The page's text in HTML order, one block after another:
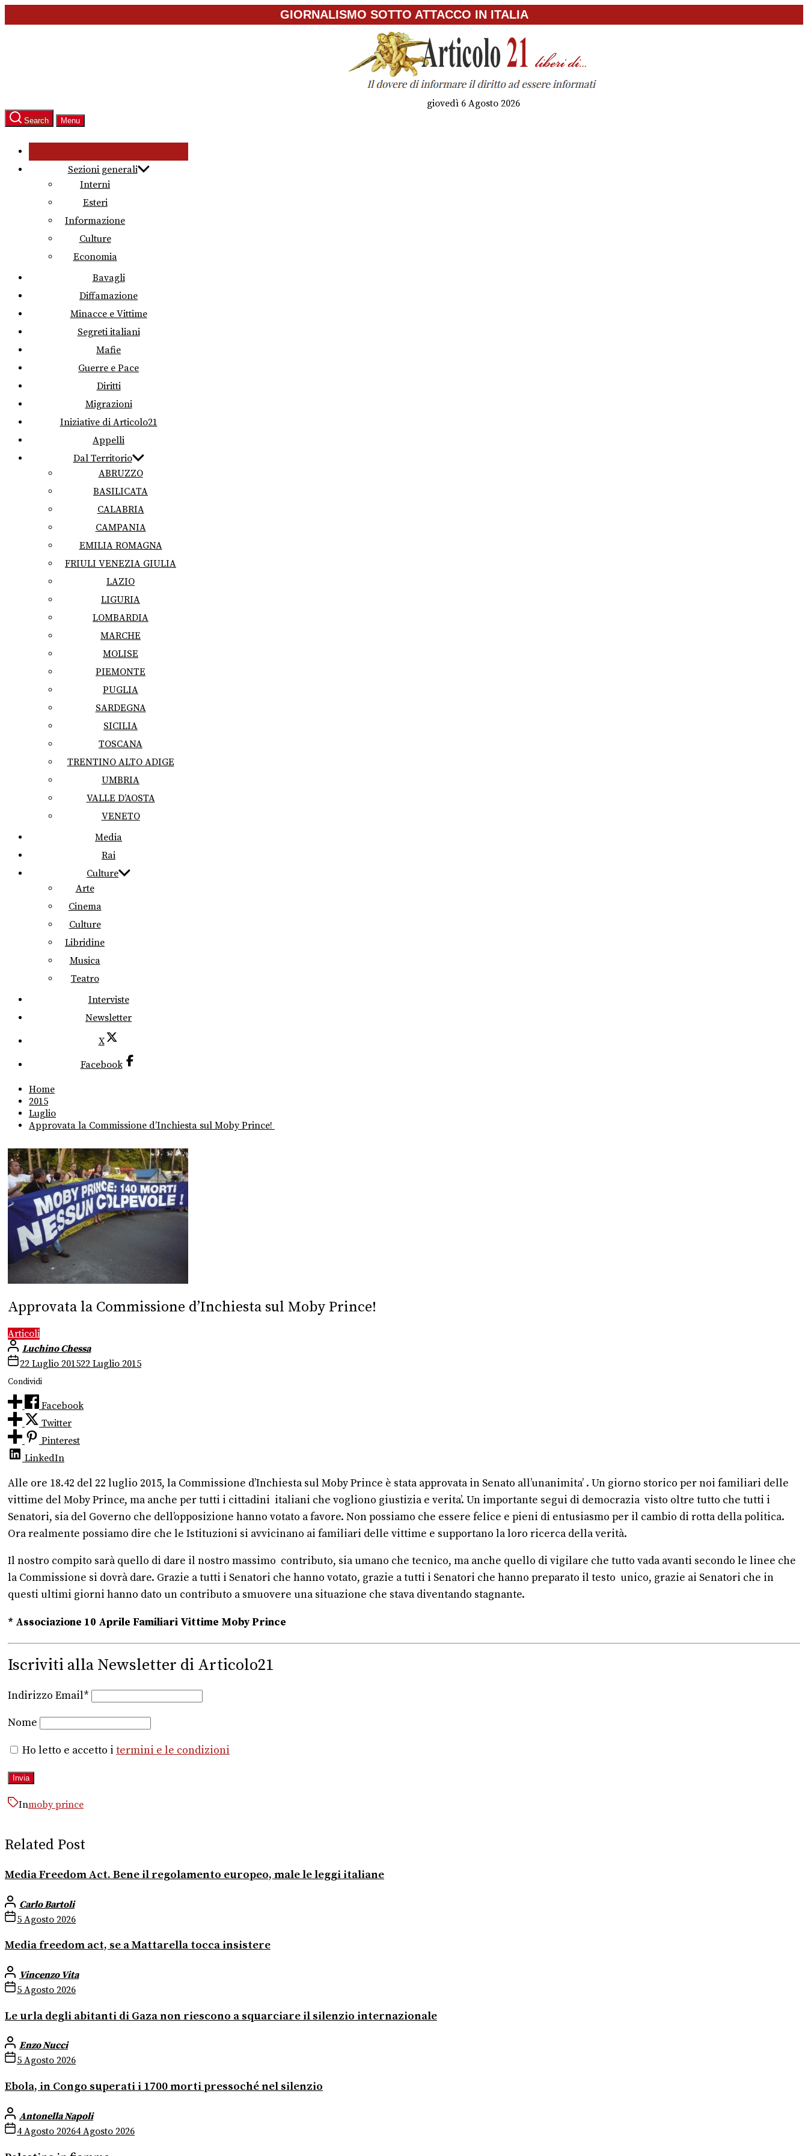
to
GIORNALISMO SOTTO ATTACCO IN ITALIA
giovedì 6 Agosto 2026
Search Menu
Sezioni generali
Interni
Esteri
Informazione
Culture
Economia
Bavagli
Diffamazione
Minacce e Vittime
Segreti italiani
Mafie
Guerre e Pace
Diritti
Migrazioni
Iniziative di Articolo21
Appelli
Dal Territorio
ABRUZZO
BASILICATA
CALABRIA
CAMPANIA
EMILIA ROMAGNA
FRIULI VENEZIA GIULIA
LAZIO
LIGURIA
LOMBARDIA
MARCHE
MOLISE
PIEMONTE
PUGLIA
SARDEGNA
SICILIA
TOSCANA
TRENTINO ALTO ADIGE
UMBRIA
VALLE D’AOSTA
VENETO
Media
Rai
Culture
Arte
Cinema
Culture
Libridine
Musica
Teatro
Interviste
Newsletter
X
Facebook
Home
2015
Luglio
Approvata la Commissione d’Inchiesta sul Moby Prince!
Approvata la Commissione d’Inchiesta sul Moby Prince!
Articoli
Luchino Chessa
22 Luglio 201522 Luglio 2015
Condividi
Facebook
Twitter
Pinterest
LinkedIn
Alle ore 18.42 del 22 luglio 2015, la Commissione d’Inchiesta sul Moby Prince è stata approvata in Senato all’unanimita’ . Un giorno storico per noi familiari delle
vittime del Moby Prince, ma anche per tutti i cittadini italiani che vogliono giustizia e verita’. Un importante segui di democrazia visto oltre tutto che tutti i
Senatori, sia del Governo che dell’opposizione hanno votato a favore. Non possiamo che essere felice e pieni di entusiasmo per il cambio di rotta della politica.
Ora realmente possiamo dire che le Istituzioni si avvicinano ai familiari delle vittime e supportano la loro ricerca della verità.
Il nostro compito sarà quello di dare il nostro massimo contributo, sia umano che tecnico, ma anche quello di vigilare che tutto vada avanti secondo le linee che
la Commissione si dovrà dare. Grazie a tutti i Senatori che hanno votato, grazie a tutti i Senatori che hanno preparato il testo unico, grazie ai Senatori che in
questi ultimi giorni hanno dato un contributo a smuovere una situazione che stava diventando stagnante.
* Associazione 10 Aprile Familiari Vittime Moby Prince
Iscriviti alla Newsletter di Articolo21
Indirizzo Email*
Nome
Ho letto e accetto i termini e le condizioni
Inmoby prince
Related Post
Media Freedom Act. Bene il regolamento europeo, male le leggi italiane
Carlo Bartoli
5 Agosto 2026
Media freedom act, se a Mattarella tocca insistere
Vincenzo Vita
5 Agosto 2026
Le urla degli abitanti di Gaza non riescono a squarciare il silenzio internazionale
Enzo Nucci
5 Agosto 2026
Ebola, in Congo superati i 1700 morti pressoché nel silenzio
Antonella Napoli
4 Agosto 20264 Agosto 2026